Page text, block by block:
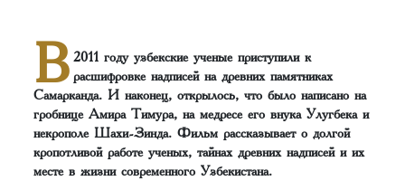
В 2011 году узбекские ученые приступили к
расшифровке надписей на древних памятниках
Самарканда. И наконец, открылось, что было написано на
гробнице Амира Тимура, на медресе его внука Улугбека и
некрополе Шахи-Зинда. Фильм рассказывает о долгой
кропотливой работе ученых, тайнах древних надписей и их
месте в жизни современного Узбекистана.